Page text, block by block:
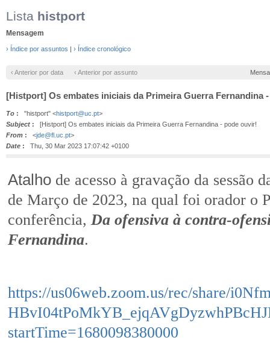
Lista histport
Mensagem
› Índice por assuntos | › Índice cronológico
‹ Anterior por data ‹ Anterior por assunto
[Histport] Os embates iniciais da Primeira Guerra Fernandina
To : "histport" <histport@uc.pt>
Subject : [Histport] Os embates iniciais da Primeira Guerra Fernandina - pode ouvir!
From : <jde@fl.uc.pt>
Date : Thu, 30 Mar 2023 17:07:42 +0100
Atalho de acesso à gravação da sessão
de Março de 2023, na qual foi orador o
conferência, Da ofensiva à contra-
Fernandina.
https://us06web.zoom.us/rec/share/
startTime=1680098380000